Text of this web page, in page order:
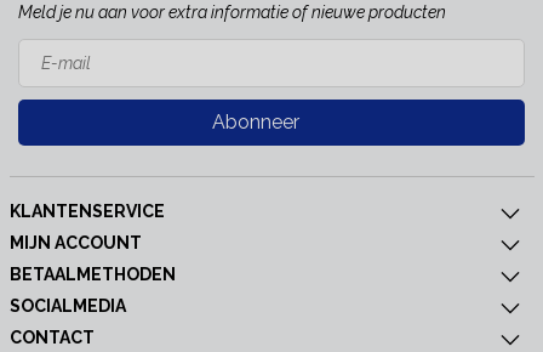
Meld je nu aan voor extra informatie of nieuwe producten
Abonneer
KLANTENSERVICE
MIJN ACCOUNT
BETAALMETHODEN
SOCIALMEDIA
CONTACT